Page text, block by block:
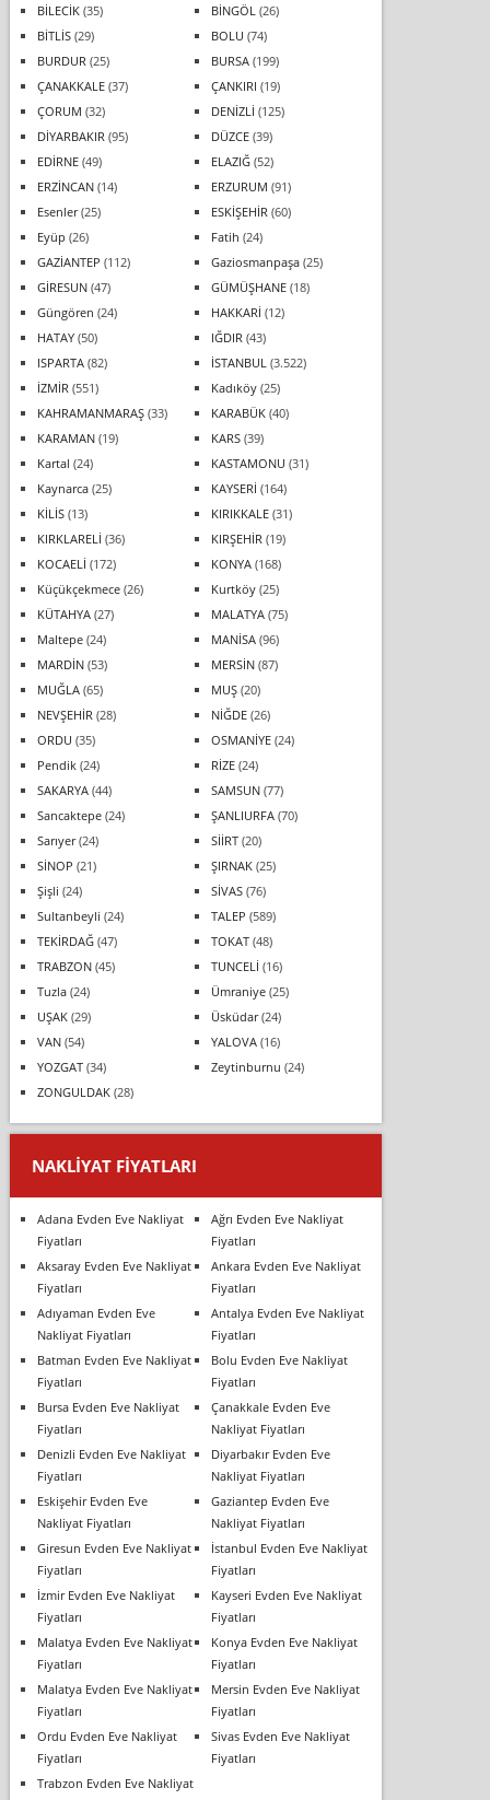
BİLECİK(35) BİNGÖL (26)
BİTLİS(29) BOLU (74)
BURDUR (25) BURSA(199)
ÇANAKKALE(37) ÇANKIRI (19)
ÇORUM (32) DENİZLİ (125)
DİYARBAKIR (95) DÜZCE(39)
EDİRNE(49) ELAZIĞ(52)
ERZİNCAN(14) ERZURUM (91)
Esenler(25) ESKİŞEHİR (60)
Eyüp (26) Fatih (24)
GAZİANTEP (112) Gaziosmanpaşa(25)
GİRESUN(47) GÜMÜŞHANE(18)
Güngören (24) HAKKARİ (12)
HATAY(50) IĞDIR (43)
ISPARTA(82) İSTANBUL (3.522)
İZMİR (551) Kadıköy(25)
KAHRAMANMARAŞ(33) KARABÜK(40)
KARAMAN(19) KARS(39)
Kartal (24) KASTAMONU (31)
Kaynarca(25) KAYSERİ (164)
KİLİS(13) KIRIKKALE(31)
KIRKLARELİ (36) KIRŞEHİR (19)
KOCAELİ (172) KONYA(168)
Küçükçekmece(26) Kurtköy(25)
KÜTAHYA(27) MALATYA(75)
Maltepe(24) MANİSA(96)
MARDİN(53) MERSİN(87)
MUĞLA(65) MUŞ(20)
NEVŞEHİR (28) NİĞDE(26)
ORDU (35) OSMANİYE(24)
Pendik(24) RİZE(24)
SAKARYA(44) SAMSUN(77)
Sancaktepe(24) ŞANLIURFA(70)
Sarıyer(24) SİİRT(20)
SİNOP (21) ŞIRNAK(25)
Şişli (24) SİVAS(76)
Sultanbeyli (24) TALEP (589)
TEKİRDAĞ(47) TOKAT(48)
TRABZON(45) TUNCELİ (16)
Tuzla(24) Ümraniye(25)
UŞAK(29) Üsküdar(24)
VAN(54) YALOVA(16)
YOZGAT(34) Zeytinburnu (24)
ZONGULDAK(28)
NAKLIYAT FIYATLARI
Adana Evden Eve Nakliyat
Fiyatları
Ağrı Evden Eve Nakliyat
Fiyatları
Aksaray Evden Eve Nakliyat
Fiyatları
Ankara Evden Eve Nakliyat
Fiyatları
Adıyaman Evden Eve
Nakliyat Fiyatları
Antalya Evden Eve Nakliyat
Fiyatları
Batman Evden Eve Nakliyat
Fiyatları
Bolu Evden Eve Nakliyat
Fiyatları
Bursa Evden Eve Nakliyat
Fiyatları
Çanakkale Evden Eve
Nakliyat Fiyatları
Denizli Evden Eve Nakliyat
Fiyatları
Diyarbakır Evden Eve
Nakliyat Fiyatları
Eskişehir Evden Eve
Nakliyat Fiyatları
Gaziantep Evden Eve
Nakliyat Fiyatları
Giresun Evden Eve Nakliyat
Fiyatları
İstanbul Evden Eve Nakliyat
Fiyatları
İzmir Evden Eve Nakliyat
Fiyatları
Kayseri Evden Eve Nakliyat
Fiyatları
Malatya Evden Eve Nakliyat
Fiyatları
Konya Evden Eve Nakliyat
Fiyatları
Malatya Evden Eve Nakliyat
Fiyatları
Mersin Evden Eve Nakliyat
Fiyatları
Ordu Evden Eve Nakliyat
Fiyatları
Sivas Evden Eve Nakliyat
Fiyatları
Trabzon Evden Eve Nakliyat